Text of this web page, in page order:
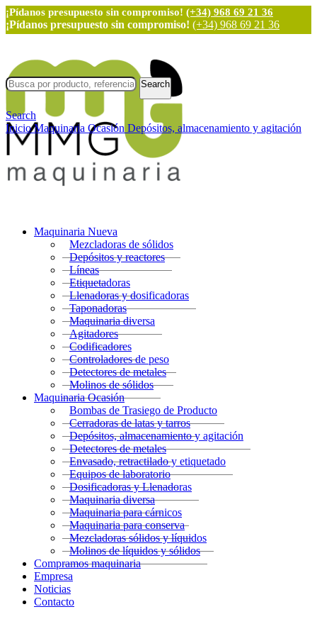
¡Pídanos presupuesto sin compromiso! (+34) 968 69 21 36
¡Pídanos presupuesto sin compromiso! (+34) 968 69 21 36
Maquinaria Nueva
Mezcladoras de sólidos
Depósitos y reactores
Líneas
Etiquetadoras
Llenadoras y dosificadoras
Taponadoras
Maquinaria diversa
Agitadores
Codificadores
Controladores de peso
Detectores de metales
Molinos de sólidos
Maquinaria Ocasión
Bombas de Trasiego de Producto
Cerradoras de latas y tarros
Depósitos, almacenamiento y agitación
Detectores de metales
Envasado, retractilado y etiquetado
Equipos de laboratorio
Dosificadoras y Llenadoras
Maquinaria diversa
Maquinaria para cárnicos
Maquinaria para conserva
Mezcladoras sólidos y líquidos
Molinos de líquidos y sólidos
Compramos maquinaria
Empresa
Noticias
Contacto
Search
Search
InicioMaquinaria Ocasión Depósitos, almacenamiento y agitación